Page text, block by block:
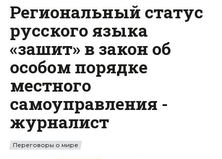
Региональный статус
русского языка
«зашит» в закон об
особом порядке
местного
самоуправления -
журналист
Переговоры о мире